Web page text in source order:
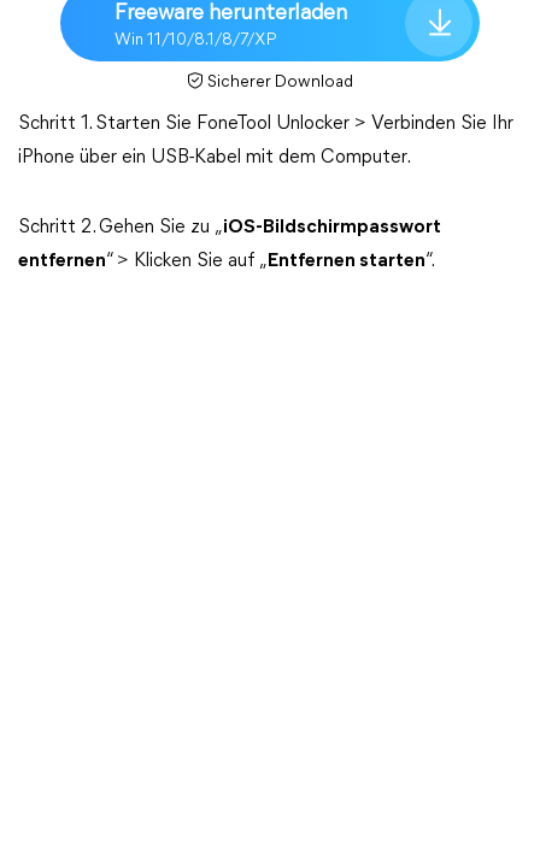
Freeware herunterladen
Win 11/10/8.1/8/7/XP
Sicherer Download
Schritt 1. Starten Sie FoneTool Unlocker > Verbinden Sie Ihr
iPhone über ein USB-Kabel mit dem Computer.
Schritt 2. Gehen Sie zu „iOS-Bildschirmpasswort
entfernen“ > Klicken Sie auf „ Entfernen starten“.